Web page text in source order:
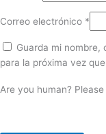
Correo electrónico *
Guarda mi
para la próxima vez
Are you human?